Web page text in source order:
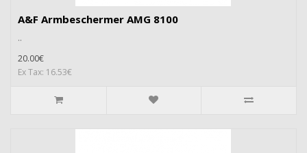
A&F Armbeschermer AMG 8100
..
20.00€
Ex Tax: 16.53€